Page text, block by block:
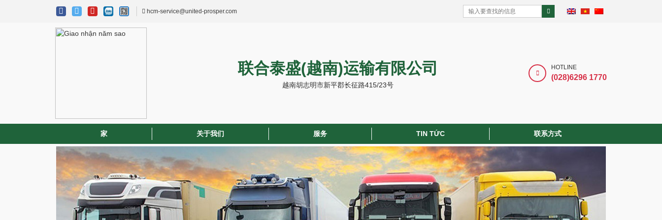
hcm-service@united-prosper.com
联合泰盛(越南)运输有限公司
越南胡志明市新平郡长征路415/23号
HOTLINE
(028)6296 1770
家 关于我们 服务 TIN TỨC 联系方式